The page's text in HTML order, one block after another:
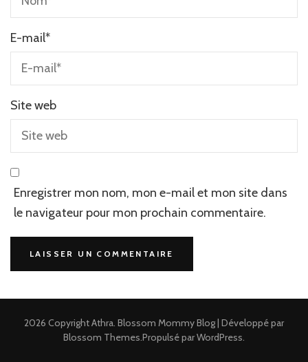
E-mail*
Site web
Enregistrer mon nom, mon e-mail et mon site dans
le navigateur pour mon prochain commentaire.
2026 CopyrightAthra. Blossom Mommy Blog | Développé par
Blossom Themes.Propulsé parWordPress.